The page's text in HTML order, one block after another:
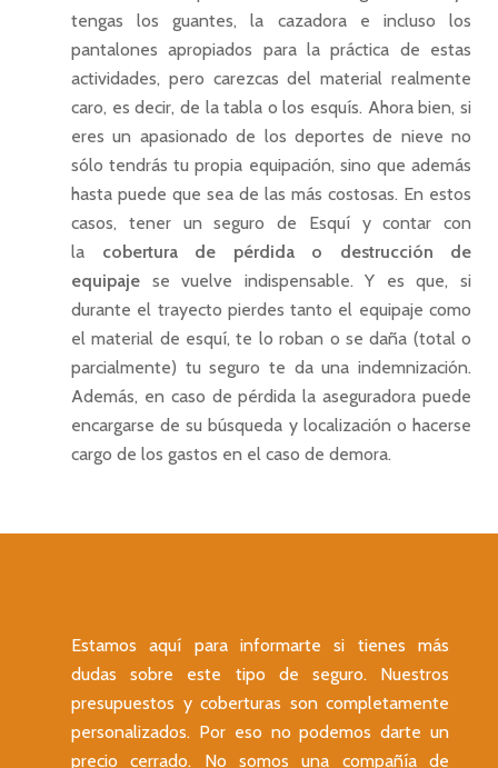
tengas los guantes, la cazadora e incluso los
pantalones apropiados para la práctica de estas
actividades, pero carezcas del material realmente
caro, es decir, de la tabla o los esquís. Ahora bien, si
eres un apasionado de los deportes de nieve no
sólo tendrás tu propia equipación, sino que además
hasta puede que sea de las más costosas. En estos
casos, tener un seguro de Esquí y contar con
la cobertura de pérdida o destrucción de
equipaje se vuelve indispensable. Y es que, si
durante el trayecto pierdes tanto el equipaje como
el material de esquí, te lo roban o se daña (total o
parcialmente) tu seguro te da una indemnización.
Además, en caso de pérdida la aseguradora puede
encargarse de su búsqueda y localización o hacerse
cargo de los gastos en el caso de demora.
Estamos aquí para informarte si tienes más
dudas sobre este tipo de seguro. Nuestros
presupuestos y coberturas son completamente
personalizados. Por eso no podemos darte un
precio cerrado. No somos una compañía de
Seguros personales
Seguro de vida
Seguros
Seguros de